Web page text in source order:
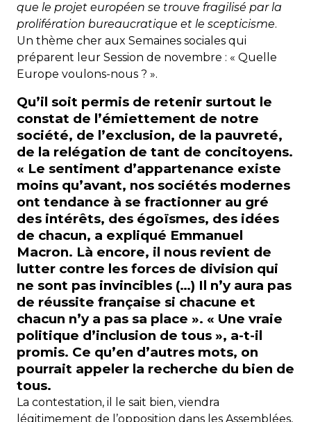
que le projet européen se trouve fragilisé par la
prolifération bureaucratique et le scepticisme.
Un thème cher aux Semaines sociales qui
préparent leur Session de novembre : « Quelle
Europe voulons-nous ? ».
Qu’il soit permis de retenir surtout le
constat de l’émiettement de notre
société, de l’exclusion, de la pauvreté,
de la relégation de tant de concitoyens.
« Le sentiment d’appartenance existe
moins qu’avant, nos sociétés modernes
ont tendance à se fractionner au gré
des intérêts, des égoïsmes, des idées
de chacun, a expliqué Emmanuel
Macron. Là encore, il nous revient de
lutter contre les forces de division qui
ne sont pas invincibles (…) Il n’y aura pas
de réussite française si chacune et
chacun n’y a pas sa place ». « Une vraie
politique d’inclusion de tous », a-t-il
promis. Ce qu’en d’autres mots, on
pourrait appeler la recherche du bien de
tous.
La contestation, il le sait bien, viendra
légitimement de l’opposition dans les Assemblées,